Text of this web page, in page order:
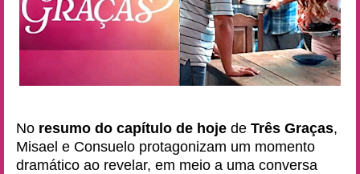
No resumo do capítulo de hoje de Três Graças,
Misael e Consuelo protagonizam um momento
dramático ao revelar, em meio a uma conversa